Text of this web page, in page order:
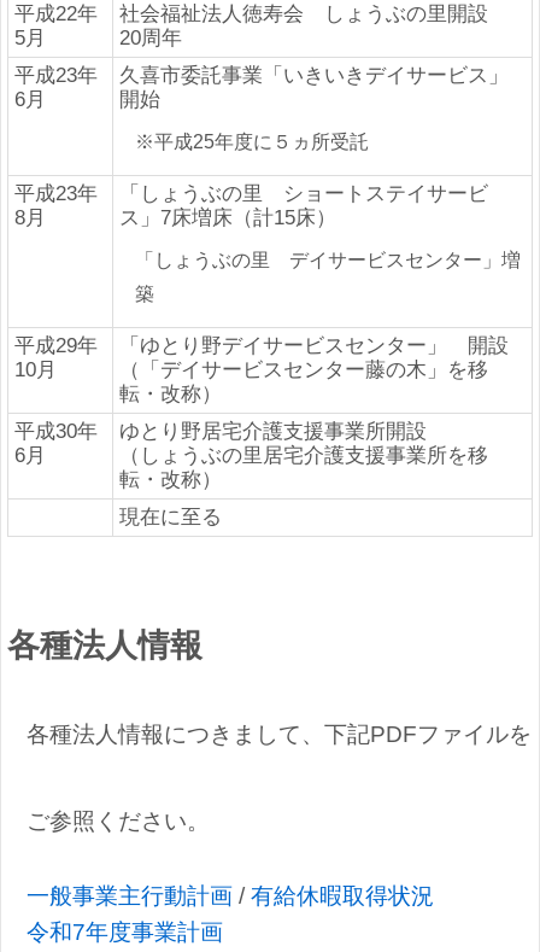
平成22年
5月
社会福祉法人徳寿会 しょうぶの里開設
20周年
平成23年
6月
久喜市委託事業「いきいきデイサービス」
開始
※平成25年度に５ヵ所受託
平成23年
8月
「しょうぶの里 ショートステイサービ
ス」7床増床（計15床）
「しょうぶの里 デイサービスセンター」増
築
平成29年
10月
「ゆとり野デイサービスセンター」 開設
（「デイサービスセンター藤の木」を移
転・改称）
平成30年
6月
ゆとり野居宅介護支援事業所開設
（しょうぶの里居宅介護支援事業所を移
転・改称）
現在に至る
各種法人情報
各種法人情報につきまして、下記PDFファイルを
ご参照ください。
一般事業主行動計画 /有給休暇取得状況
令和7年度事業計画